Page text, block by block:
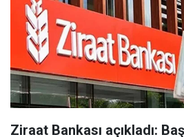
Ziraat Bankası açıkladı: